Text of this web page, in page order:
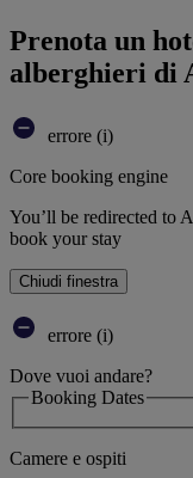
Prenota un
alberghieri di
errore (i)
Core booking engine
You’ll be redirected to
book your stay
Chiudi finestra
errore (i)
Dove vuoi andare?
Booking Dates
Camere e ospiti